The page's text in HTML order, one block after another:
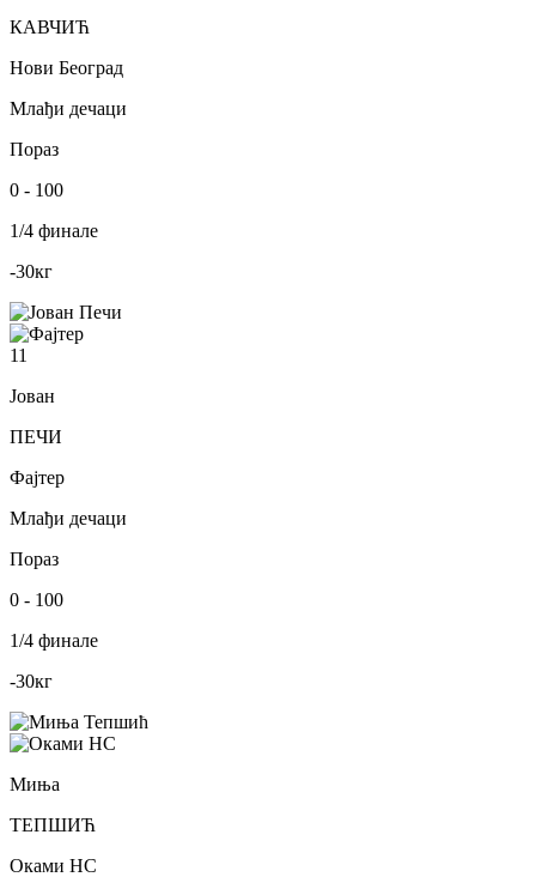
КАВЧИЋ
Нови Београд
Млађи дечаци
Пораз
0 - 100
1/4 финале
-30кг
11
Јован
ПЕЧИ
Фајтер
Млађи дечаци
Пораз
0 - 100
1/4 финале
-30кг
Миња
ТЕПШИЋ
Оками НС